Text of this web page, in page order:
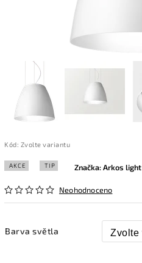
Kód: Zvolte variantu
AKCE TIP
Neohodnoceno
Značka:Arkos light
Barva světla